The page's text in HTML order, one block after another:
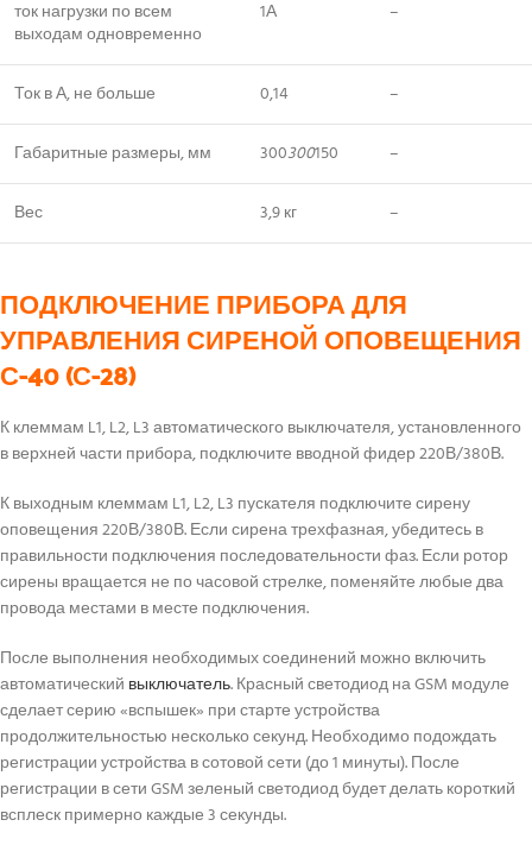
ток нагрузки по всем
выходам одновременно
1А –
Ток в А, не больше 0,14 –
Габаритные размеры, мм 300300150 –
Вес 3,9 кг –
ПОДКЛЮЧЕНИЕ ПРИБОРА ДЛЯ
УПРАВЛЕНИЯ СИРЕНОЙ ОПОВЕЩЕНИЯ
С-40 (С-28)
К клеммам L1, L2, L3 автоматического выключателя, установленного
в верхней части прибора, подключите вводной фидер 220В/380В.
К выходным клеммам L1, L2, L3 пускателя подключите сирену
оповещения 220В/380В. Если сирена трехфазная, убедитесь в
правильности подключения последовательности фаз. Если ротор
сирены вращается не по часовой стрелке, поменяйте любые два
провода местами в месте подключения.
После выполнения необходимых соединений можно включить
автоматический выключатель. Красный светодиод на GSM модуле
сделает серию «вспышек» при старте устройства
продолжительностью несколько секунд. Необходимо подождать
регистрации устройства в сотовой сети (до 1 минуты). После
регистрации в сети GSM зеленый светодиод будет делать короткий
всплеск примерно каждые 3 секунды.